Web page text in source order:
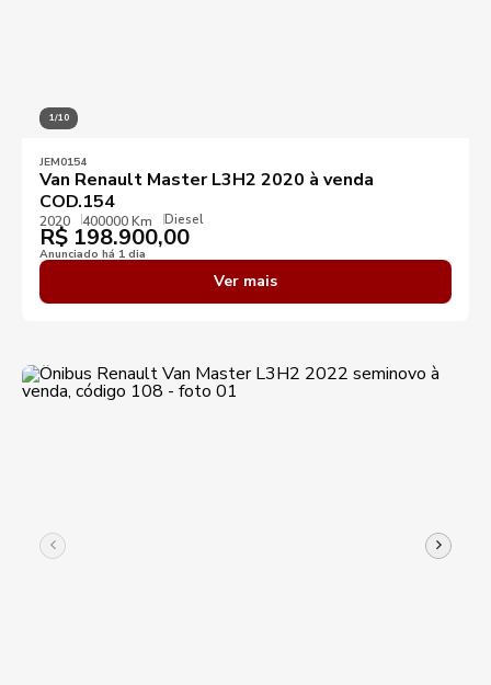
1/10
JEM0154
Van Renault Master L3H2 2020 à venda
COD.154
2020 400000 Km Diesel
R$ 198.900,00
Anunciado há 1 dia
Ver mais